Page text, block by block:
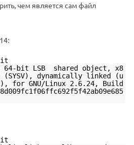
чем является сам файл
bit LSB shared object, x8
dynamically linked (u
for GNU/Linux 2.6.24, Build